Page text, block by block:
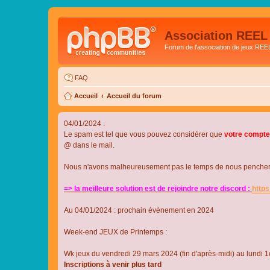
Association REEL
Forum de l'association de jeux REEL
FAQ
Accueil Accueil du forum
04/01/2024 :
Le spam est tel que vous pouvez considérer que votre
@ dans le mail.
Nous n'avons malheureusement pas le temps de nous
=> la meilleure solution est de rejoindre notre discord :
Au 04/01/2024 : prochain évènement en 2024
Week-end JEUX de Printemps :
Wk jeux du vendredi 29 mars 2024 (fin d'après-midi) au lundi
Inscriptions à venir plus tard